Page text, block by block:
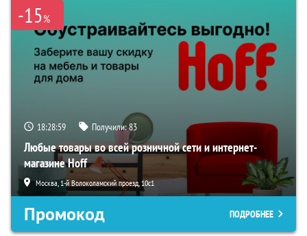
-15%
18:28:58 Получили:83
Любые товары во всей розничной сети и интернет-
магазине Hoff
Москва, 1-й Волоколамский проезд, 10с1
Промокод ПОДРОБНЕЕ